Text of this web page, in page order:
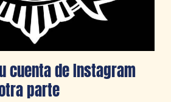
cuenta de Instagram
parte